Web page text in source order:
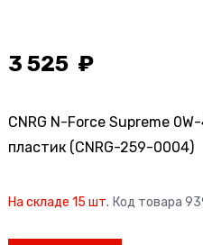
3 525
CNRG N-Force Supreme
пластик (CNRG-259-0004)
На складе 15 шт. Код товара